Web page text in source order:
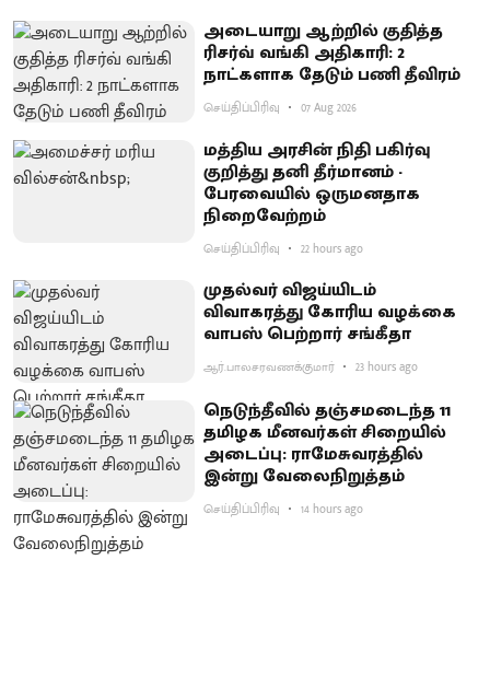
அடையாறு ஆற்றில் குதித்த
ரிசர்வ் வங்கி அதிகாரி: 2
நாட்களாக தேடும் பணி தீவிரம்
செய்திப்பிரிவு 07 Aug 2026
மத்திய அரசின் நிதி பகிர்வு
குறித்து தனி தீர்மானம் -
பேரவையில் ஒருமனதாக
நிறைவேற்றம்
செய்திப்பிரிவு 22 hours ago
முதல்வர் விஜய்யிடம்
விவாகரத்து கோரிய வழக்கை
வாபஸ் பெற்றார் சங்கீதா
ஆர்.பாலசரவணக்குமார் 23 hours ago
நெடுந்தீவில் தஞ்சமடைந்த 11
தமிழக மீனவர்கள் சிறையில்
அடைப்பு: ராமேசுவரத்தில்
இன்று வேலைநிறுத்தம்
செய்திப்பிரிவு 14 hours ago